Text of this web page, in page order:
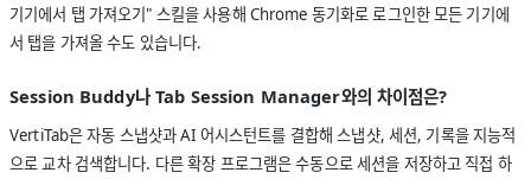
기기에서 탭 가져오기" 스킬을 사용해 Chrome 동기화로 로그인한 모든 기기에
서 탭을 가져올 수도 있습니다.
Session Buddy나 Tab Session Manager와의 차이점은?
VertiTab은 자동 스냅샷과 AI 어시스턴트를 결합해 스냅샷, 세션, 기록을 지능적
으로 교차 검색합니다. 다른 확장 프로그램은 수동으로 세션을 저장하고 직접 하